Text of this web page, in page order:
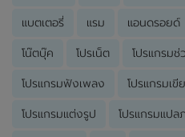
แบตเตอรี่ แรม แอนดรอยด์
โน๊ตบุ๊ค โปรเน็ต โปรแกรมช่
โปรแกรมฟังเพลง โปรแกรมเขี
โปรแกรมแต่งรูป โปรแกรมแปล